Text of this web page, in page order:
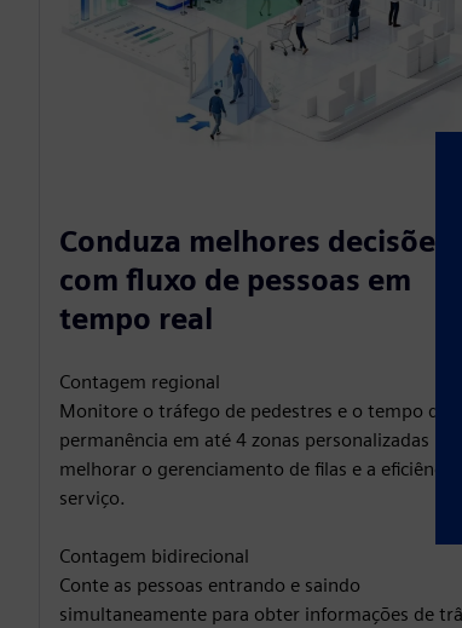
Conduza melhores decisões
com fluxo de pessoas em
tempo real
Contagem regional
Monitore o tráfego de pedestres e o tempo de
permanência em até 4 zonas personalizadas para
melhorar o gerenciamento de filas e a eficiência
serviço.
Contagem bidirecional
Conte as pessoas entrando e saindo
simultaneamente para obter informações de